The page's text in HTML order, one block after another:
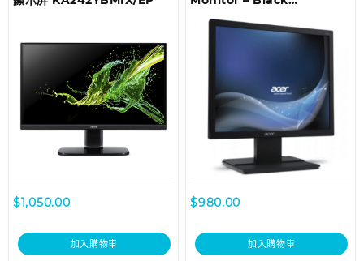
$1,050.00
加入購物車
V176LBMD/EP
$980.00
加入購物車